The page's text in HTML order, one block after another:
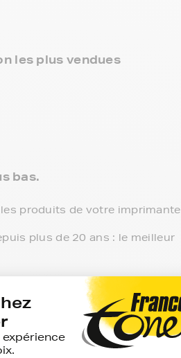
les plus vendues
bas.
produits de votre imprimante
plus de 20 ans : le meilleur
vos rubans epson hx :
les produits sont garantis 2
compromis entre qualité et
en pack ou à l’unité, selon